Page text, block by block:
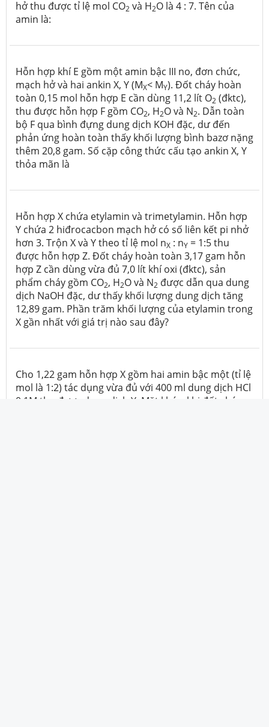
hở thu được tỉ lệ mol CO2 và H2O là 4 : 7. Tên của
amin là:
Hỗn hợp khí E gồm một amin bậc III no, đơn chức,
mạch hở và hai ankin X, Y (MX< MY). Đốt cháy hoàn
toàn 0,15 mol hỗn hợp E cần dùng 11,2 lít O2 (đktc),
thu được hỗn hợp F gồm CO2, H2O và N2. Dẫn toàn
bộ F qua bình đựng dung dịch KOH đặc, dư đến
phản ứng hoàn toàn thấy khối lượng bình bazơ nặng
thêm 20,8 gam. Số cặp công thức cấu tạo ankin X, Y
thỏa mãn là
Hỗn hợp X chứa etylamin và trimetylamin. Hỗn hợp
Y chứa 2 hiđrocacbon mạch hở có số liên kết pi nhở
hơn 3. Trộn X và Y theo tỉ lệ mol nX : nY = 1:5 thu
được hỗn hợp Z. Đốt cháy hoàn toàn 3,17 gam hỗn
hợp Z cần dùng vừa đủ 7,0 lít khí oxi (đktc), sản
phẩm cháy gồm CO2, H2O và N2 được dẫn qua dung
dịch NaOH đặc, dư thấy khối lượng dung dịch tăng
12,89 gam. Phần trăm khối lượng của etylamin trong
X gần nhất với giá trị nào sau đây?
Cho 1,22 gam hỗn hợp X gồm hai amin bậc một (tỉ lệ
mol là 1:2) tác dụng vừa đủ với 400 ml dung dịch HCl
0,1M thu được dung dịch Y. Mặt khác, khi đốt cháy